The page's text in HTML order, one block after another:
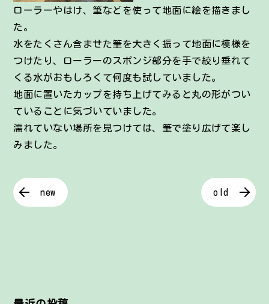
ローラーやはけ、筆などを使って地面に絵を描きまし
た。
水をたくさん含ませた筆を大きく振って地面に模様を
つけたり、ローラーのスポンジ部分を手で絞り垂れて
くる水がおもしろくて何度も試していました。
地面に置いたカップを持ち上げてみると丸の形がつい
ていることに気づいていました。
濡れていない場所を見つけては、筆で塗り広げて楽し
みました。
new old